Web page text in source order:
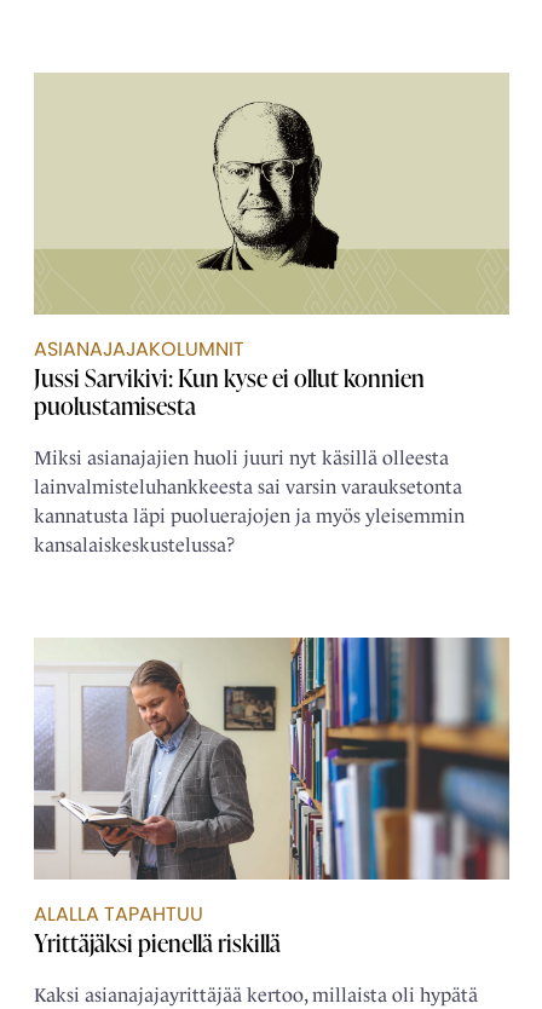
ASIANAJAJAKOLUMNIT
Jussi Sarvikivi: Kun kyse ei ollut konnien
puolustamisesta
Miksi asianajajien huoli juuri nyt käsillä olleesta
lainvalmisteluhankkeesta sai varsin varauksetonta
kannatusta läpi puoluerajojen ja myös yleisemmin
kansalaiskeskustelussa?
ALALLA TAPAHTUU
Yrittäjäksi pienellä riskillä
Kaksi asianajajayrittäjää kertoo, millaista oli hypätä